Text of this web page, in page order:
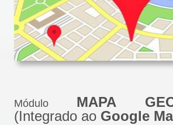
Módulo
MAPA
(Integrado ao Google